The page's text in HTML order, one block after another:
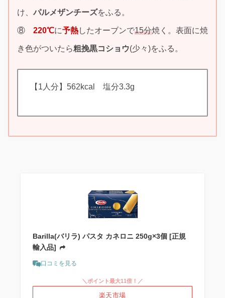
け、 パルメザンチーズをふる。
⑧ 220℃に予熱したオーブンで15分焼く。表面に焼
き色がついたら粗挽黒コショウ(少々)をふる。
【1人分】562kcal 塩分3.3g
Barilla(バリラ) パスタ カネロニ 250g×3個 [正規
輸入品]
口コミを見る
＼ポイント最大11倍！／
楽天市場